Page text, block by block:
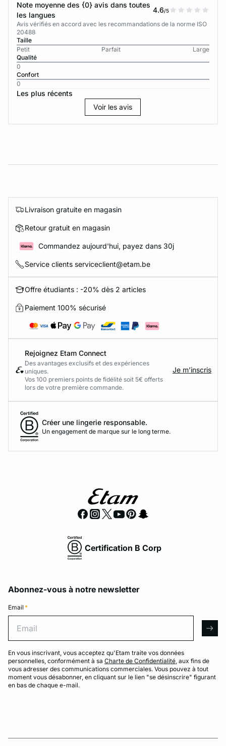
Note moyenne des {0} avis dans toutes
les langues
4.6/5
Avis vérifiés en accord avec les recommandations de la norme ISO
20488
Taille
Petit
Parfait
Large
Qualité
0
Confort
0
Les plus récents
Voir les avis
Livraison gratuite en magasin
Retour gratuit en magasin
Commandez aujourd'hui, payez dans 30j
Service clients serviceclient@etam.be
Offre étudiants : -20% dès 2 articles
Paiement 100% sécurisé
Rejoignez Etam Connect
Des avantages exclusifs et des expériences
uniques.
Vos 100 premiers points de fidélité soit 5€ offerts
lors de votre première commande.​
Je m’inscris
Créer une lingerie responsable.
Un engagement de marque sur le long terme.
Certification B Corp
Abonnez-vous à notre newsletter
Email *
En vous inscrivant, vous acceptez qu'Etam traite vos données
personnelles, conformément à sa Charte de Confidentialité, aux fins de
vous adresser des communications commerciales. Vous pouvez à tout
moment vous désabonner, en cliquant sur le lien "se désinscrire" figurant
en bas de chaque e-mail.